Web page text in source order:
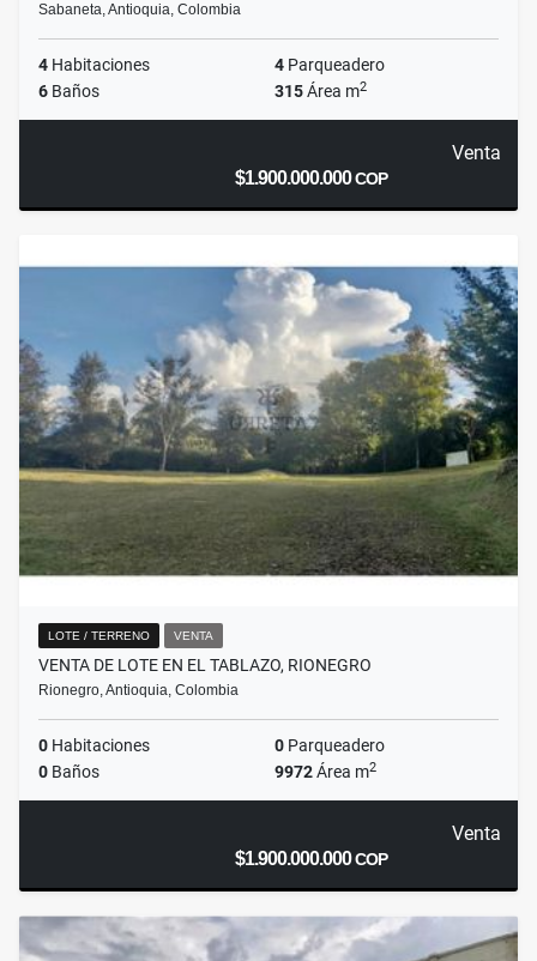
Sabaneta, Antioquia, Colombia
4 Habitaciones 4 Parqueadero
6 Baños 315Área m2
Venta
$1.900.000.000COP
LOTE / TERRENO VENTA
VENTA DE LOTE EN EL TABLAZO, RIONEGRO
Rionegro, Antioquia, Colombia
0 Habitaciones 0 Parqueadero
0 Baños 9972Área m2
Venta
$1.900.000.000COP